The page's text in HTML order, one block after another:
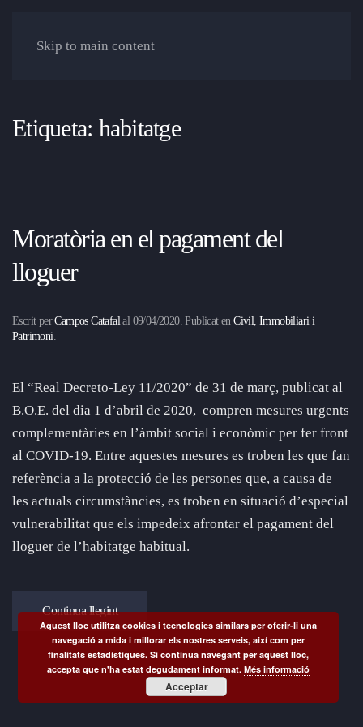
Skip to main content
Etiqueta: habitatge
Moratòria en el pagament del
lloguer
Escrit perCampos Catafalal 09/04/2020. Publicat enCivil, Immobiliari i
Patrimoni.
El “Real Decreto-Ley 11/2020” de 31 de març, publicat al
B.O.E. del dia 1 d’abril de 2020, compren mesures urgents
complementàries en l’àmbit social i econòmic per fer front
al COVID-19. Entre aquestes mesures es troben les que fan
referència a la protecció de les persones que, a causa de
les actuals circumstàncies, es troben en situació d’especial
vulnerabilitat que els impedeix afrontar el pagament del
lloguer de l’habitatge habitual.
Continua llegint
Aquest lloc utilitza cookies i tecnologies similars per oferir-li una
navegació a mida i millorar els nostres serveis, així com per
finalitats estadístiques. Si continua navegant per aquest lloc,
accepta que n'ha estat degudament informat.Més informació
Acceptar